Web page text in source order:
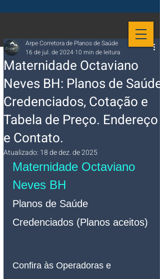
Maternidade Octaviano
Neves BH: Planos de Saúde
Credenciados, Cotação e
Tabela de Preço. Endereço
e Contato.
Arpe Corretora de Planos de Saúde
16 de jul. de 2024 10 min de leitura
Atualizado: 18 de dez. de 2025
Maternidade Octaviano
Neves BH
Planos de Saúde
Credenciados (Planos aceitos)
Confira às Operadoras e